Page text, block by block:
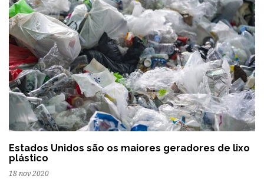
Estados Unidos são os maiores geradores de lixo
plástico
18 nov 2020